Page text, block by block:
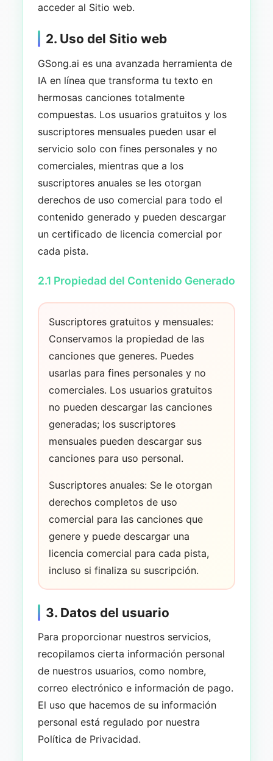
acceder al Sitio web.
2. Uso del Sitio web
GSong.ai es una avanzada herramienta de
IA en línea que transforma tu texto en
hermosas canciones totalmente
compuestas. Los usuarios gratuitos y los
suscriptores mensuales pueden usar el
servicio solo con fines personales y no
comerciales, mientras que a los
suscriptores anuales se les otorgan
derechos de uso comercial para todo el
contenido generado y pueden descargar
un certificado de licencia comercial por
cada pista.
2.1 Propiedad del Contenido Generado
Suscriptores gratuitos y mensuales:
Conservamos la propiedad de las
canciones que generes. Puedes
usarlas para fines personales y no
comerciales. Los usuarios gratuitos
no pueden descargar las canciones
generadas; los suscriptores
mensuales pueden descargar sus
canciones para uso personal.
Suscriptores anuales: Se le otorgan
derechos completos de uso
comercial para las canciones que
genere y puede descargar una
licencia comercial para cada pista,
incluso si finaliza su suscripción.
3. Datos del usuario
Para proporcionar nuestros servicios,
recopilamos cierta información personal
de nuestros usuarios, como nombre,
correo electrónico e información de pago.
El uso que hacemos de su información
personal está regulado por nuestra
Política de Privacidad.